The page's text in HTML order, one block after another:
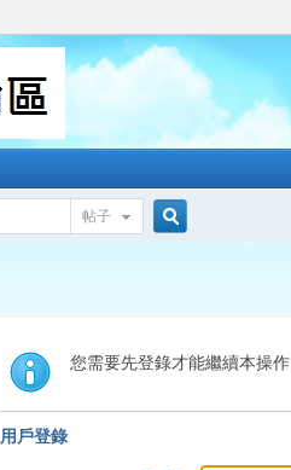
帖子
索
您需要先登錄才能繼續本操作
用戶登錄